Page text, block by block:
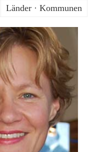
Länder · Kommunen